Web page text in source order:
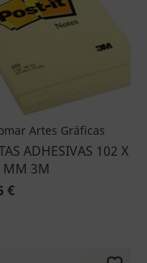
Artes Gráficas
ADHESIVAS 102 X
MM 3M
€